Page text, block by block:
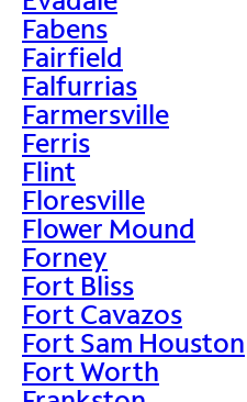
Fabens
Fairfield
Falfurrias
Farmersville
Ferris
Flint
Floresville
Flower Mound
Forney
Fort Bliss
Fort Cavazos
Fort Sam Houston
Fort Worth